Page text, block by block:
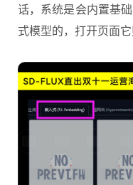
话，系统是会内置基
式模型的，打开页面